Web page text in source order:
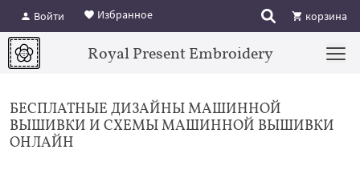
Войти Избранное корзина
Royal Present Embroidery
БЕСПЛАТНЫЕ ДИЗАЙНЫ МАШИННОЙ
ВЫШИВКИ И СХЕМЫ МАШИННОЙ ВЫШИВКИ
ОНЛАЙН